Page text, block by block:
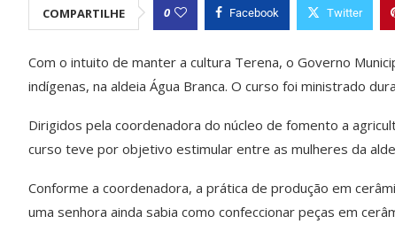
COMPARTILHE 0 Facebook Twitter
Com o intuito de manter a cultura Terena, o Governo
indígenas, na aldeia Água Branca. O curso foi ministrado
Dirigidos pela coordenadora do núcleo de fomento a
curso teve por objetivo estimular entre as mulheres da
Conforme a coordenadora, a prática de produção em
uma senhora ainda sabia como confeccionar peças em